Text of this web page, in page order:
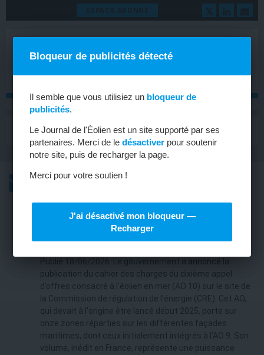
ESPACE ABONNÉ
MENU
L’ACTU
ÉOLIEN EN MER
L’AO 10 de 10 GW est enfin lancé !
annoncé
publication du cahier des charges du dixième appel
d’offres consacré à l’éolien en mer (AO 10) sur le site de
la Commission de régulation de l’énergie (CRE). Cet AO,
qui devait à l'origine être lancé début 2025, porte sur
onze zones réparties sur les différentes façades
maritimes, dont ceux initialement intégrés à l’AO 9. Son
volume, inédit en France, représente une puissance
Bloqueur de publicités détecté
Il semble que vous utilisiez un bloqueur de
publicités.
Le Journal de l'Éolien est un site supporté par ses
partenaires. Merci de ledésactiver pour soutenir
notre site, puis de recharger la page.
Merci pour votre soutien !
J'ai désactivé mon bloqueur —
Recharger